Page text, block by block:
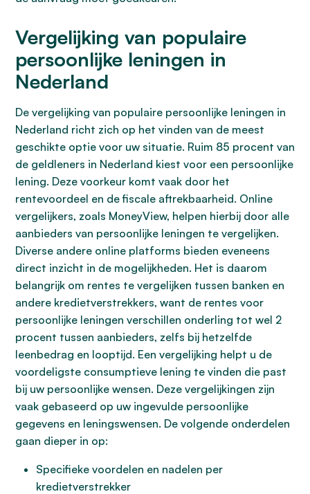
Vergelijking van populaire
persoonlijke leningen in
Nederland
De vergelijking van populaire persoonlijke leningen in
Nederland richt zich op het vinden van de meest
geschikte optie voor uw situatie. Ruim 85 procent van
de geldleners in Nederland kiest voor een persoonlijke
lening. Deze voorkeur komt vaak door het
rentevoordeel en de fiscale aftrekbaarheid. Online
vergelijkers, zoals MoneyView, helpen hierbij door alle
aanbieders van persoonlijke leningen te vergelijken.
Diverse andere online platforms bieden eveneens
direct inzicht in de mogelijkheden. Het is daarom
belangrijk om rentes te vergelijken tussen banken en
andere kredietverstrekkers, want de rentes voor
persoonlijke leningen verschillen onderling tot wel 2
procent tussen aanbieders, zelfs bij hetzelfde
leenbedrag en looptijd. Een vergelijking helpt u de
voordeligste consumptieve lening te vinden die past
bij uw persoonlijke wensen. Deze vergelijkingen zijn
vaak gebaseerd op uw ingevulde persoonlijke
gegevens en leningswensen. De volgende onderdelen
gaan dieper in op:
Specifieke voordelen en nadelen per
kredietverstrekker